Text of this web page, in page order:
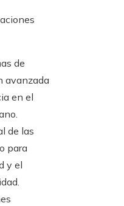
de
avanzada
en el
de las
para
y el